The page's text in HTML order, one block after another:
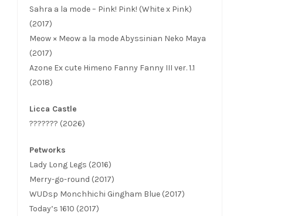
Sahra a la mode – Pink! Pink! (White x Pink)
(2017)
Meow × Meow a la mode Abyssinian Neko Maya
(2017)
Azone Ex cute Himeno Fanny Fanny III ver. 1.1
(2018)
Licca Castle
??????? (2026)
Petworks
Lady Long Legs (2016)
Merry-go-round (2017)
WUDsp Monchhichi Gingham Blue (2017)
Today’s 1610 (2017)